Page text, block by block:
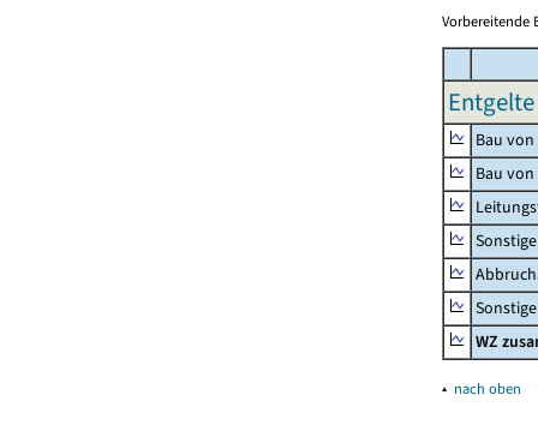
Vorbereitende
Bau
Bau
WZ
▴ nach oben